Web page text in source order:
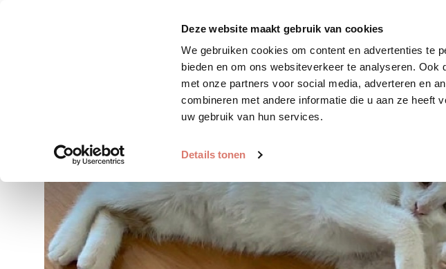
Deze website maakt gebruik van cookies
We gebruiken cookies om content en advertenties te
bieden en om ons websiteverkeer te analyseren.
met onze partners voor social media, adverteren en
combineren met andere informatie die u aan ze heeft
uw gebruik van hun services.
Details tonen
Zoek huisdier Plaats huisdier Hoe werkt het?